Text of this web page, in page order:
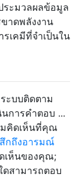
ระมวลผลข้อมูล
าดพลังงาน
เคมีที่จำเป็นใน
ะบบติดตาม
การคำตอบ ...
มคิดเห็นที่คุณ
กถึงอารมณ์
เห็นของคุณ;
สามารถตอบ